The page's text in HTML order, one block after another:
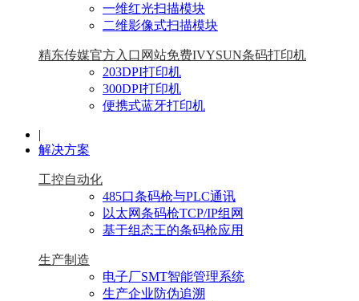
一维红光扫描模块
二维影像式扫描模块
精东传媒官方入口网站免费IVYSUN条码打印机
203DPI打印机
300DPI打印机
便携式蓝牙打印机
|
解决方案
工控自动化
485口条码枪与PLC通讯
以太网条码枪TCP/IP组网
基于组态王的条码枪应用
生产制造
电子厂SMT智能管理系统
生产企业防伪追溯